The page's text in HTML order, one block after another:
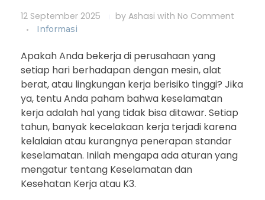
12 September 2025 by Ashasi with No Comment
Informasi
Apakah Anda bekerja di perusahaan yang
setiap hari berhadapan dengan mesin, alat
berat, atau lingkungan kerja berisiko tinggi? Jika
ya, tentu Anda paham bahwa keselamatan
kerja adalah hal yang tidak bisa ditawar. Setiap
tahun, banyak kecelakaan kerja terjadi karena
kelalaian atau kurangnya penerapan standar
keselamatan. Inilah mengapa ada aturan yang
mengatur tentang Keselamatan dan
Kesehatan Kerja atau K3.